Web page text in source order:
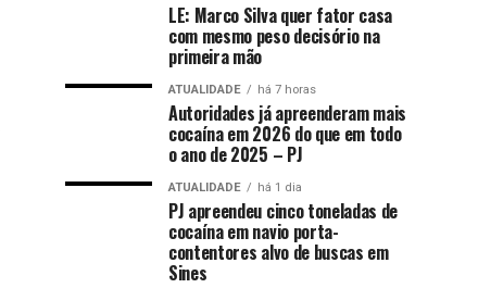
LE: Marco Silva quer fator casa
com mesmo peso decisório na
primeira mão
ATUALIDADE há 7 horas
Autoridades já apreenderam mais
cocaína em 2026 do que em todo
o ano de 2025 – PJ
ATUALIDADE há 1 dia
PJ apreendeu cinco toneladas de
cocaína em navio porta-
contentores alvo de buscas em
Sines